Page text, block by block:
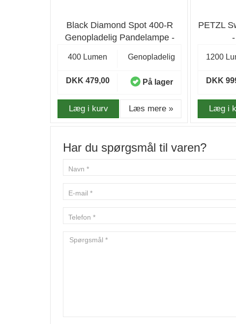
Black Diamond Spot 400-R
Genopladelig Pandelampe -
400 Lumen Genopladelig
DKK 479,00 På lager
Læg i kurv Læs mere »
PETZL
1200
DKK
Læg i
Har du spørgsmål til varen?